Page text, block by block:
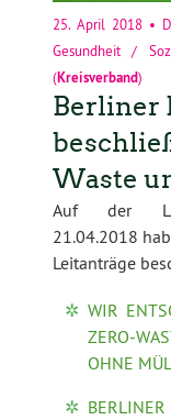
25. April 2018 •
Gesundheit /
(Kreisverband)
Berliner
Waste
Auf der
21.04.2018
Leitanträge
WIR
ZERO-
OHNE